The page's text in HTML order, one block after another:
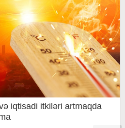
iqtisadi itkiləri artmaqda